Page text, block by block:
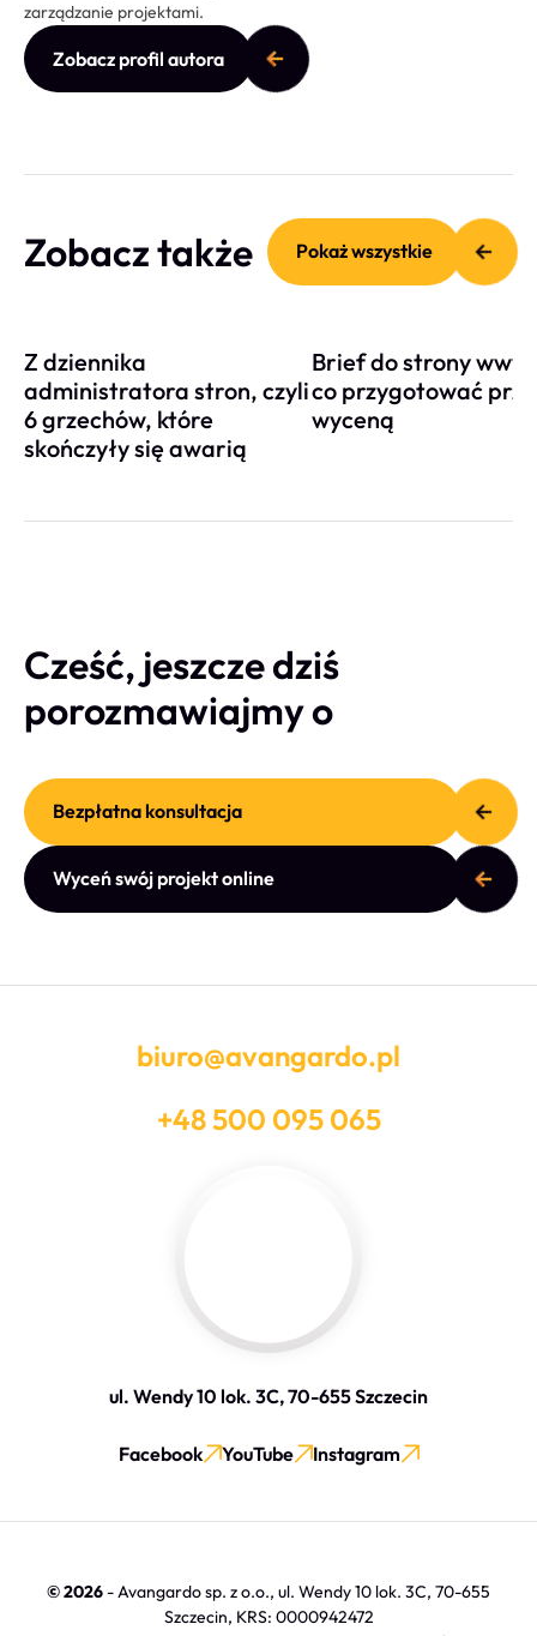
zarządzanie projektami.
Zobacz profil autora
Zobacz także Pokaż wszystkie
Z dziennika
administratora stron, czyli
6 grzechów, które
skończyły się awarią
Brief do strony
co przygotować
wyceną
Cześć, jeszcze dziś
porozmawiajmy o
Bezpłatna konsultacja
Wyceń swój projekt online
biuro@avangardo.pl
+48 500 095 065
ul. Wendy 10 lok. 3C, 70-655 Szczecin
Facebook YouTube Instagram
© 2026 - Avangardo sp. z o.o., ul. Wendy 10 lok. 3C, 70-655
Szczecin, KRS: 0000942472